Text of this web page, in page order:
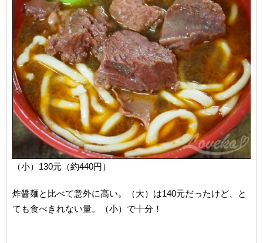
（小）130元（約440円）
炸醤麺と比べて意外に高い。（大）は140元だったけど、と
ても食べきれない量。（小）で十分！